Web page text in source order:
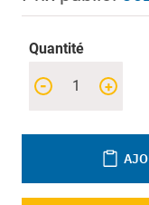
Quantité
+
-